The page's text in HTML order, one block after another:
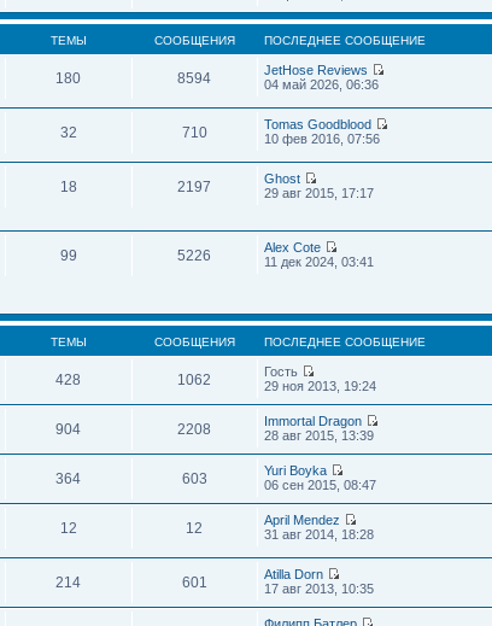
ТЕМЫ СООБЩЕНИЯ ПОСЛЕДНЕЕ СООБЩЕНИЕ
180 8594
JetHose Reviews
04 май 2026, 06:36
32 710
Tomas Goodblood
10 фев 2016, 07:56
18 2197
Ghost
29 авг 2015, 17:17
99 5226
Alex Cote
11 дек 2024, 03:41
ТЕМЫ СООБЩЕНИЯ ПОСЛЕДНЕЕ СООБЩЕНИЕ
428 1062
Гость
29 ноя 2013, 19:24
904 2208
Immortal Dragon
28 авг 2015, 13:39
364 603
Yuri Boyka
06 сен 2015, 08:47
12 12
April Mendez
31 авг 2014, 18:28
214 601
Atilla Dorn
17 авг 2013, 10:35
Филипп Батлер